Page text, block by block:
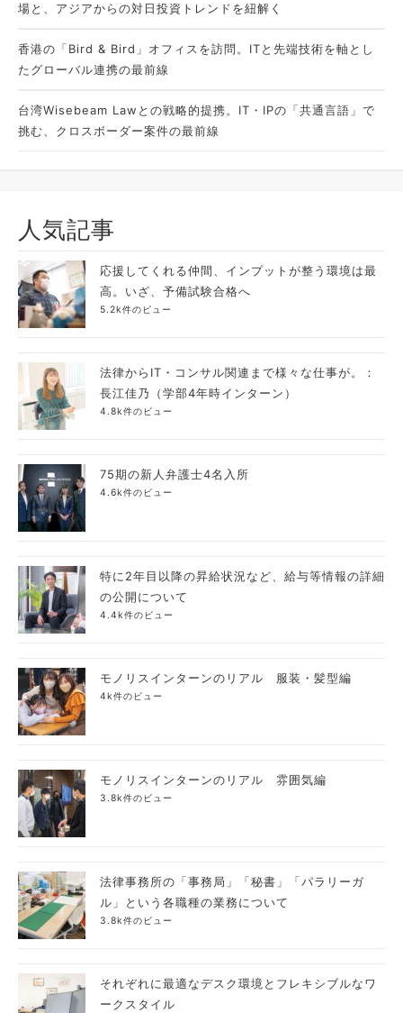
場と、アジアからの対日投資トレンドを紐解く
香港の「Bird & Bird」オフィスを訪問。ITと先端技術を軸とし
たグローバル連携の最前線
台湾Wisebeam Lawとの戦略的提携。IT・IPの「共通言語」で
挑む、クロスボーダー案件の最前線
人気記事
応援してくれる仲間、インプットが整う環境は最
高。いざ、予備試験合格へ
5.2k件のビュー
法律からIT・コンサル関連まで様々な仕事が。：
長江佳乃（学部4年時インターン）
4.8k件のビュー
75期の新人弁護士4名入所
4.6k件のビュー
特に2年目以降の昇給状況など、給与等情報の詳細
の公開について
4.4k件のビュー
モノリスインターンのリアル 服装・髪型編
4k件のビュー
モノリスインターンのリアル 雰囲気編
3.8k件のビュー
法律事務所の「事務局」「秘書」「パラリーガ
ル」という各職種の業務について
3.8k件のビュー
それぞれに最適なデスク環境とフレキシブルなワ
ークスタイル